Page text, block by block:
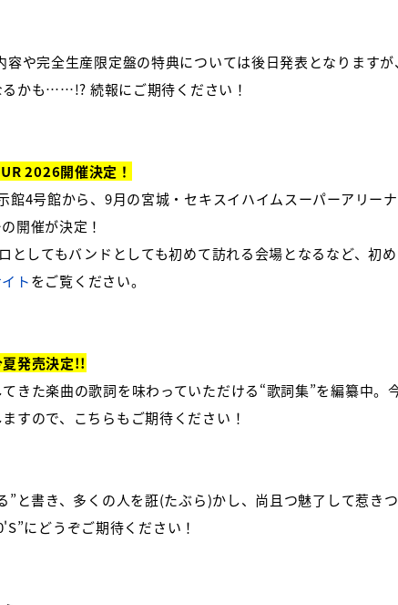
容や完全生産限定盤の特典については後日発表となります
かも……!? 続報にご期待ください！
2026開催決定！
館4号館から、9月の宮城・セキスイハイムスーパーアリー
開催が決定！
としてもバンドとしても初めて訪れる会場となるなど、初め
トをご覧ください。
発売決定!!
きた楽曲の歌詞を味わっていただける“歌詞集”を編纂中。
すので、こちらもご期待ください！
”と書き、多くの人を誑(たぶら)かし、尚且つ魅了して惹き
にどうぞご期待ください！